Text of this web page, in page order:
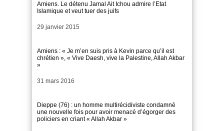
Amiens. Le détenu Jamal Ait Ichou admire l’Etat
Islamique et veut tuer des juifs
Date
29 janvier 2015
Amiens : « Je m’en suis pris à Kevin parce qu’il est
chrétien », « Vive Daesh, vive la Palestine, Allah Akbar
»
Date
31 mars 2016
Dieppe (76) : un homme multirécidiviste condamné
une nouvelle fois pour avoir menacé d’égorger des
policiers en criant « Allah Akbar »